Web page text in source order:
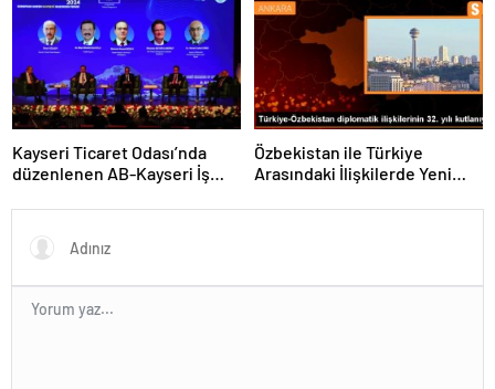
Kayseri Ticaret Odası’nda
düzenlenen AB-Kayseri İş
ve dijitalleşme vurgusu
yapıldı
Özbekistan ile Türkiye
Arasındaki İlişkilerde Yeni